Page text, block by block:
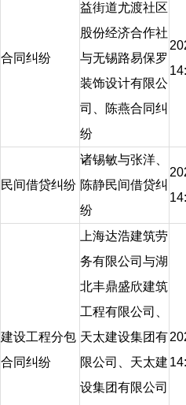
合同纠纷
益街道尤渡社区
股份经济合作社
与无锡路易保罗
装饰设计有限公
司、陈燕合同纠
纷
民间借贷纠纷
诸锡敏与张洋、
陈静民间借贷纠
纷
建设工程分包
合同纠纷
上海达浩建筑劳
务有限公司与湖
北丰鼎盛欣建筑
工程有限公司、
天太建设集团有
限公司、天太建
设集团有限公司